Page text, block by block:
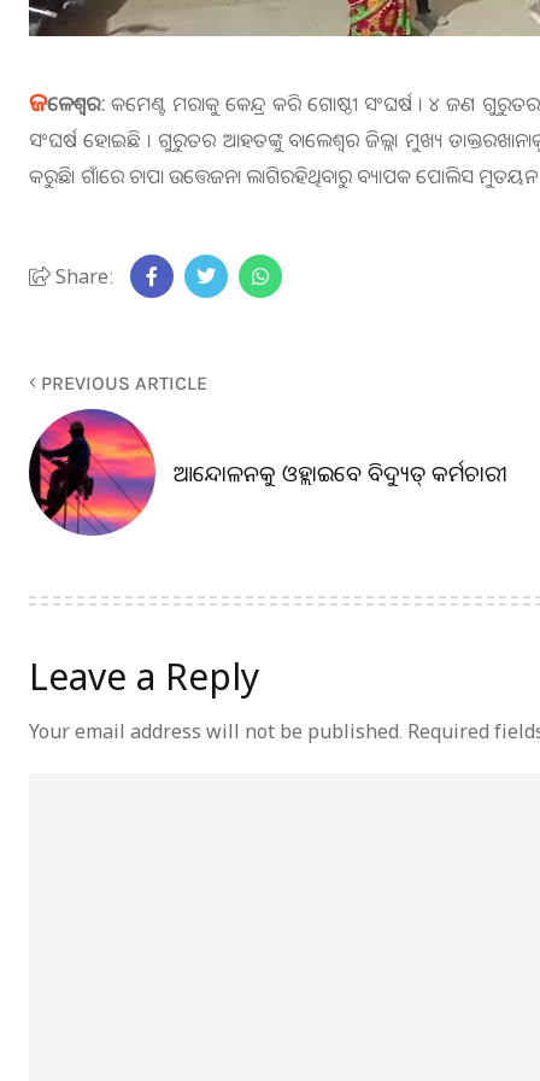
ଜଳେଶ୍ବର: କମେଣ୍ଟ ମରାକୁ କେନ୍ଦ୍ର କରି ଗୋଷ୍ଠୀ ସଂଘର୍ଷ । ୪ ଜଣ
ସଂଘର୍ଷ ହୋଇଛି । ଗୁରୁତର ଆହତଙ୍କୁ ବାଲେଶ୍ୱର ଜିଲ୍ଲା ମୁଖ୍ୟ
କରୁଛି। ଗାଁରେ ଚାପା ଉତ୍ତେଜନା ଲାଗିରହିଥିବାରୁ ବ୍ୟାପକ ପୋଲିସ ମୁତୟନ
Share:
PREVIOUS ARTICLE
ଆନ୍ଦୋଳନକୁ ଓହ୍ଲାଇବେ ବିଦ୍ୟୁତ୍ କର୍ମଚାରୀ
Leave a Reply
Your email address will not be published. Required